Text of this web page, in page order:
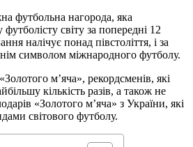
футбольна нагорода, яка
світу за попередні 12
налічує понад півстоліття, і за
символом міжнародного футболу.
м’яча», рекордсменів, які
кількість разів, а також не
«Золотого м’яча» з України, які
світового футболу.